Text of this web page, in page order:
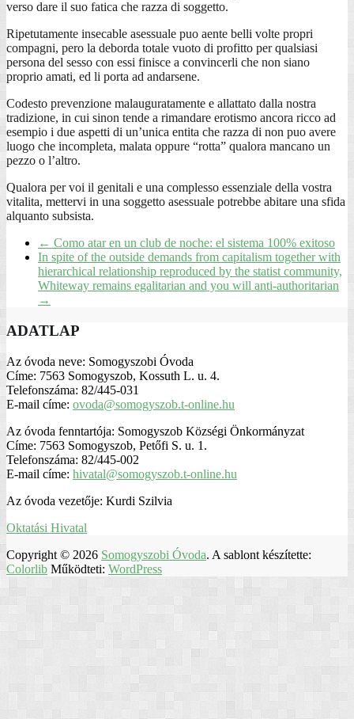
verso dare il suo fatica che razza di soggetto.
Ripetutamente insecable asessuale puo aente belli volte propri
compagni, pero la deborda totale vuoto di profitto per qualsiasi
persona del sesso con essi finisce a convincerli che non siano
proprio amati, ed li porta ad andarsene.
Codesto prevenzione malauguratamente e allattato dalla nostra
tradizione, in cui sinon tende a rimandare erotismo ancora ricco ad
esempio i due aspetti di un’unica entita che razza di non puo avere
luogo che incompleta, malata oppure “rotta” qualora mancano un
pezzo o l’altro.
Qualora per voi il genitali e una complesso essenziale della vostra
vitalita, mettervi in una soggetto asessuale potrebbe abitare una sfida
alquanto subsista.
← Como atar en un club de noche: el sistema 100% exitoso
In spite of the outside demands from capitalism together with
hierarchical relationship reproduced by the statist community,
Whiteway remains egalitarian and you will anti-authoritarian
→
ADATLAP
Az óvoda neve: Somogyszobi Óvoda
Címe: 7563 Somogyszob, Kossuth L. u. 4.
Telefonszáma: 82/445-031
E-mail címe: ovoda@somogyszob.t-online.hu
Az óvoda fenntartója: Somogyszob Községi Önkormányzat
Címe: 7563 Somogyszob, Petőfi S. u. 1.
Telefonszáma: 82/445-002
E-mail címe: hivatal@somogyszob.t-online.hu
Az óvoda vezetője: Kurdi Szilvia
Oktatási Hivatal
Copyright © 2026 Somogyszobi Óvoda. A sablont készítette:
Colorlib Működteti: WordPress